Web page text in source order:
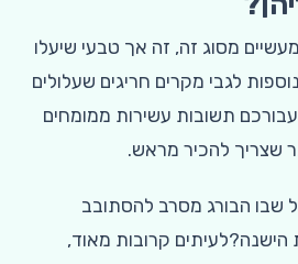
מסוג זה, זה אך טבעי שיעלו
לגבי מקרים חריגים שעלולים
עבורכם תשובות עשירות ממומחים
שצריך להכיר מראש.
שבו הבורג מסרב להסתובב
קרובות מאוד,